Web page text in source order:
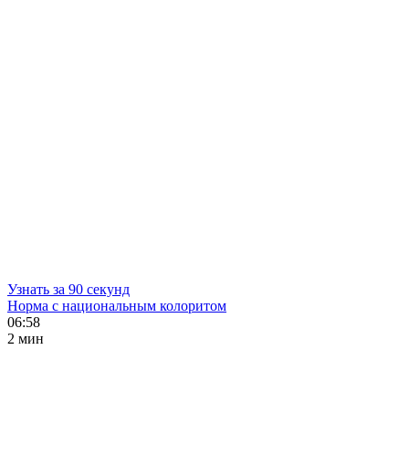
Узнать за 90 секунд
Норма с национальным колоритом
06:58
2 мин